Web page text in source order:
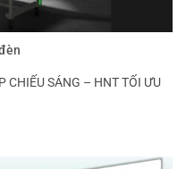
CHIẾU SÁNG – HNT TỐI ƯU